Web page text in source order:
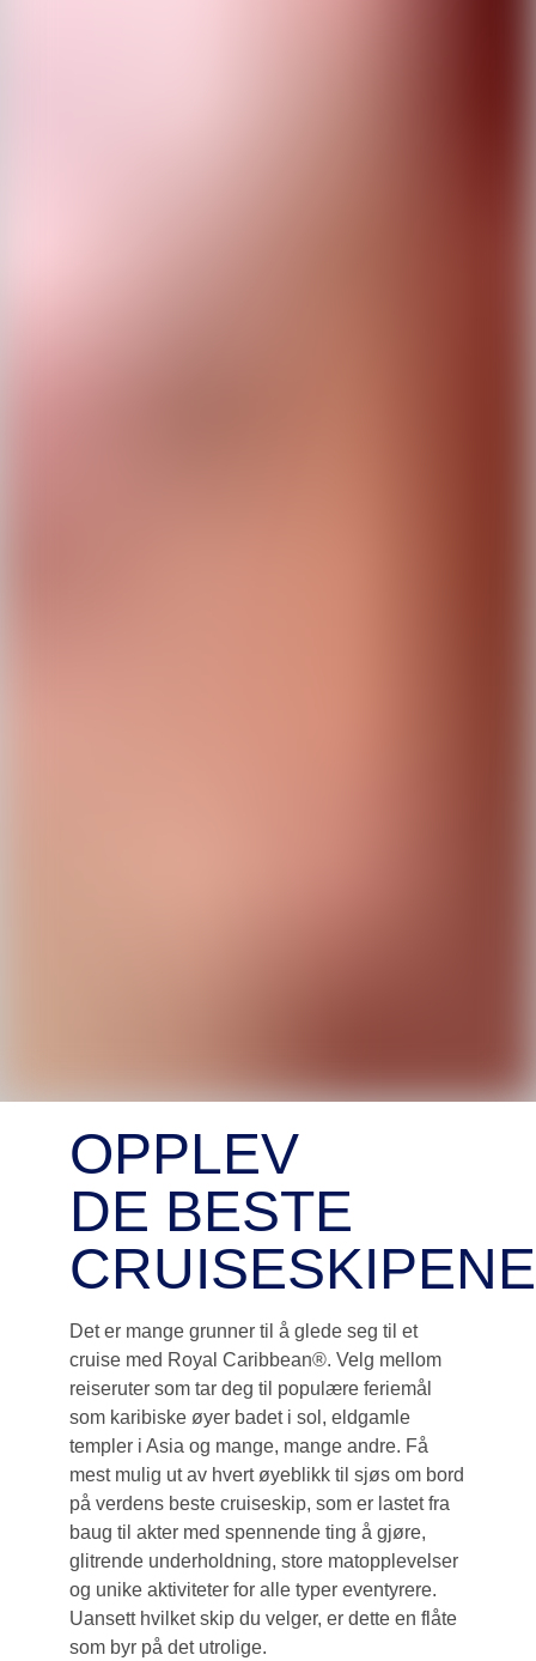
OPPLEV
DE BESTE
CRUISESKIPENE
Det er mange grunner til å glede seg til et
cruise med Royal Caribbean®. Velg mellom
reiseruter som tar deg til populære feriemål
som karibiske øyer badet i sol, eldgamle
templer i Asia og mange, mange andre. Få
mest mulig ut av hvert øyeblikk til sjøs om bord
på verdens beste cruiseskip, som er lastet fra
baug til akter med spennende ting å gjøre,
glitrende underholdning, store matopplevelser
og unike aktiviteter for alle typer eventyrere.
Uansett hvilket skip du velger, er dette en flåte
som byr på det utrolige.